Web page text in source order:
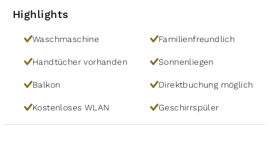
Highlights
Waschmaschine Familienfreundlich
Handtücher vorhanden Sonnenliegen
Balkon Direktbuchung möglich
Kostenloses WLAN Geschirrspüler